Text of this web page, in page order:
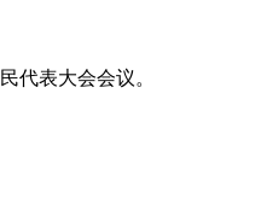
代表大会会议。